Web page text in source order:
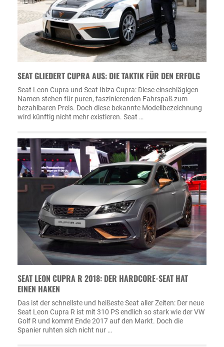
SEAT GLIEDERT CUPRA AUS: DIE TAKTIK FÜR DEN ERFOLG
Seat Leon Cupra und Seat Ibiza Cupra: Diese einschlägigen
Namen stehen für puren, faszinierenden Fahrspaß zum
bezahlbaren Preis. Doch diese bekannte Modellbezeichnung
wird künftig nicht mehr existieren. Seat …
SEAT LEON CUPRA R 2018: DER HARDCORE-SEAT HAT
EINEN HAKEN
Das ist der schnellste und heißeste Seat aller Zeiten: Der neue
Seat Leon Cupra R ist mit 310 PS endlich so stark wie der VW
Golf R und kommt Ende 2017 auf den Markt. Doch die
Spanier ruhten sich nicht nur …